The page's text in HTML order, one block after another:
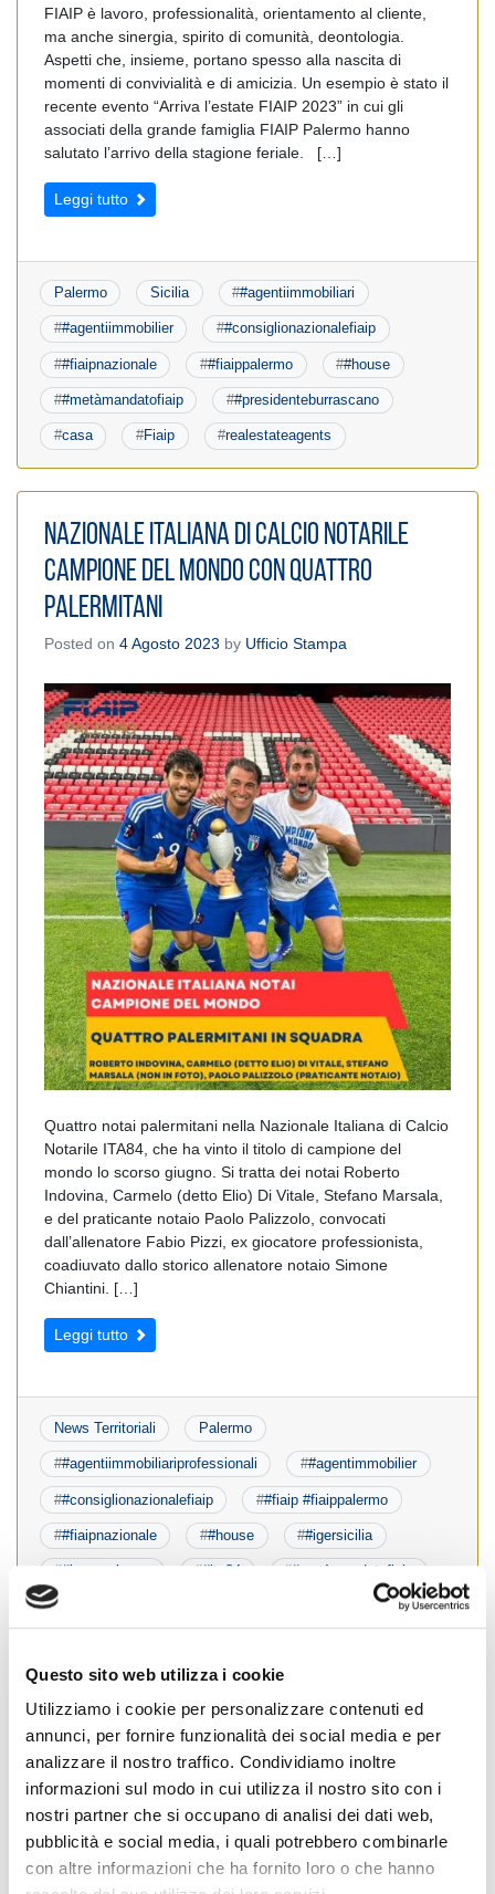
Questo sito web utilizza i cookie
Utilizziamo i cookie per personalizzare contenuti ed
annunci, per fornire funzionalità dei social media e per
analizzare il nostro traffico. Condividiamo inoltre
informazioni sul modo in cui utilizza il nostro sito con i
nostri partner che si occupano di analisi dei dati web,
pubblicità e social media, i quali potrebbero combinarle
con altre informazioni che ha fornito loro o che hanno
FIAIP è lavoro, professionalità, orientamento al cliente,
ma anche sinergia, spirito di comunità, deontologia.
Aspetti che, insieme, portano spesso alla nascita di
momenti di convivialità e di amicizia. Un esempio è stato il
recente evento “Arriva l’estate FIAIP 2023” in cui gli
associati della grande famiglia FIAIP Palermo hanno
salutato l’arrivo della stagione feriale. […]
Leggi tutto
Palermo Sicilia ##agentiimmobiliari
##agentiimmobilier ##consiglionazionalefiaip
##fiaipnazionale ##fiaippalermo ##house
##metàmandatofiaip ##presidenteburrascano
#casa #Fiaip #realestateagents
Nazionale italiana di calcio notarile
campione del mondo con quattro
palermitani
Posted on 4 Agosto 2023 by Ufficio Stampa
Quattro notai palermitani nella Nazionale Italiana di Calcio
Notarile ITA84, che ha vinto il titolo di campione del
mondo lo scorso giugno. Si tratta dei notai Roberto
Indovina, Carmelo (detto Elio) Di Vitale, Stefano Marsala,
e del praticante notaio Paolo Palizzolo, convocati
dall’allenatore Fabio Pizzi, ex giocatore professionista,
coadiuvato dallo storico allenatore notaio Simone
Chiantini. […]
Leggi tutto
News Territoriali Palermo
##agentiimmobiliariprofessionali ##agentimmobilier
##consiglionazionalefiaip ##fiaip #fiaippalermo
##fiaipnazionale ##house ##igersicilia
##igerspalermo ##ita84 ##metàmandatofiaip
#
#notai #Realestate #realestateagents
Nazionale italiana di calcio notarile
campione del mondo con quattro notai di
Palermo
Posted on 4 Agosto 2023 by Ufficio Stampa